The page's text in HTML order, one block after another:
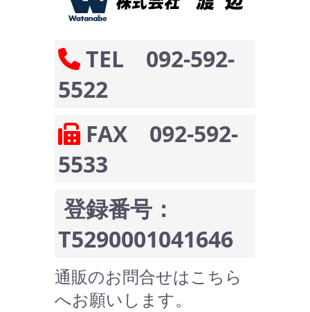
TEL 092-592-
5522
FAX 092-592-
5533
登録番号：
T5290001041646
通販のお問合せはこちら
へお願いします。